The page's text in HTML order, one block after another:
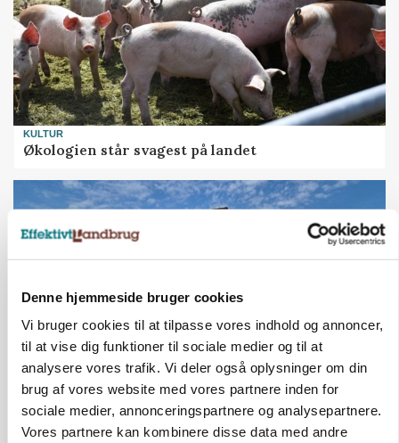
Denne hjemmeside bruger cookies
Vi bruger cookies til at tilpasse vores indhold og annoncer,
til at vise dig funktioner til sociale medier og til at
analysere vores trafik. Vi deler også oplysninger om din
brug af vores website med vores partnere inden for
sociale medier, annonceringspartnere og analysepartnere.
Vores partnere kan kombinere disse data med andre
KULTUR
Økologien står svagest på landet
KVÆG
500-600 køer i stort barmarksprojekt: Fra
beskeden start til store drømme